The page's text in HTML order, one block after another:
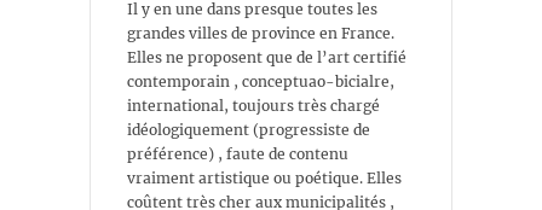
Il y en une dans presque toutes les
grandes villes de province en France.
Elles ne proposent que de l’art certifié
contemporain , conceptuao-bicialre,
international, toujours très chargé
idéologiquement (progressiste de
préférence) , faute de contenu
vraiment artistique ou poétique. Elles
coûtent très cher aux municipalités ,